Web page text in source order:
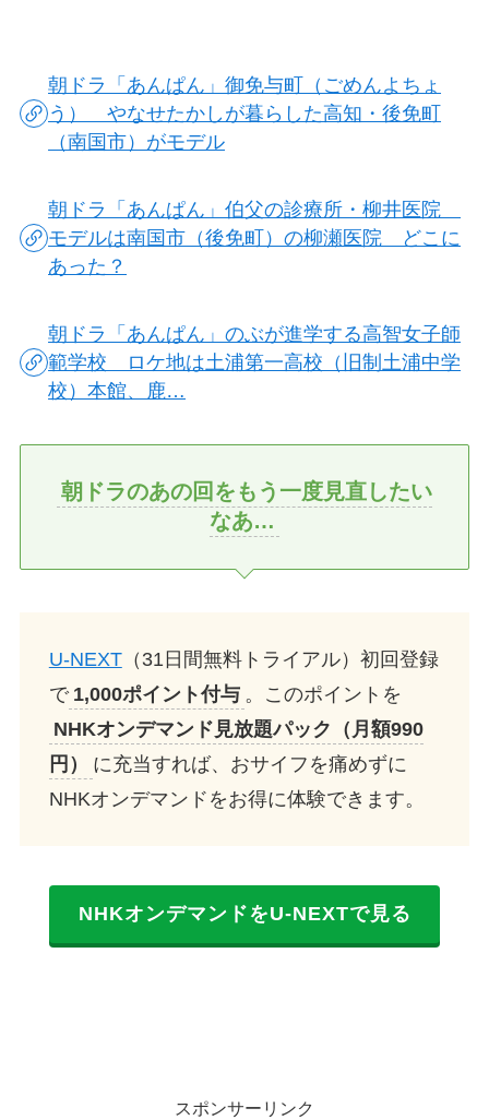
朝ドラ「あんぱん」御免与町（ごめんよちょ
う） やなせたかしが暮らした高知・後免町
（南国市）がモデル
朝ドラ「あんぱん」伯父の診療所・柳井医院
モデルは南国市（後免町）の柳瀬医院 どこに
あった？
朝ドラ「あんぱん」のぶが進学する高智女子師
範学校 ロケ地は土浦第一高校（旧制土浦中学
校）本館、鹿…
朝ドラのあの回をもう一度見直したい
なあ…
U-NEXT（31日間無料トライアル）初回登録
で 1,000ポイント付与 。このポイントを
NHKオンデマンド見放題パック（月額990
円）
に充当すれば、おサイフを痛めずに
NHKオンデマンドをお得に体験できます。
NHKオンデマンドをU-NEXTで見る
スポンサーリンク